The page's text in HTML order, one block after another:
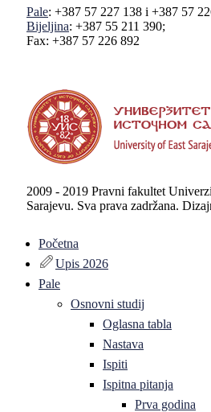
Pale: +387 57 227 138 i +387 57
Bijeljina: +387 55 211 390;
Fax: +387 57 226 892
2009 - 2019 Pravni fakultet
Sarajevu. Sva prava zadržana.
Početna
Upis 2026
Pale
Osnovni studij
Oglasna tabla
Nastava
Ispiti
Ispitna pitanja
Prva godina